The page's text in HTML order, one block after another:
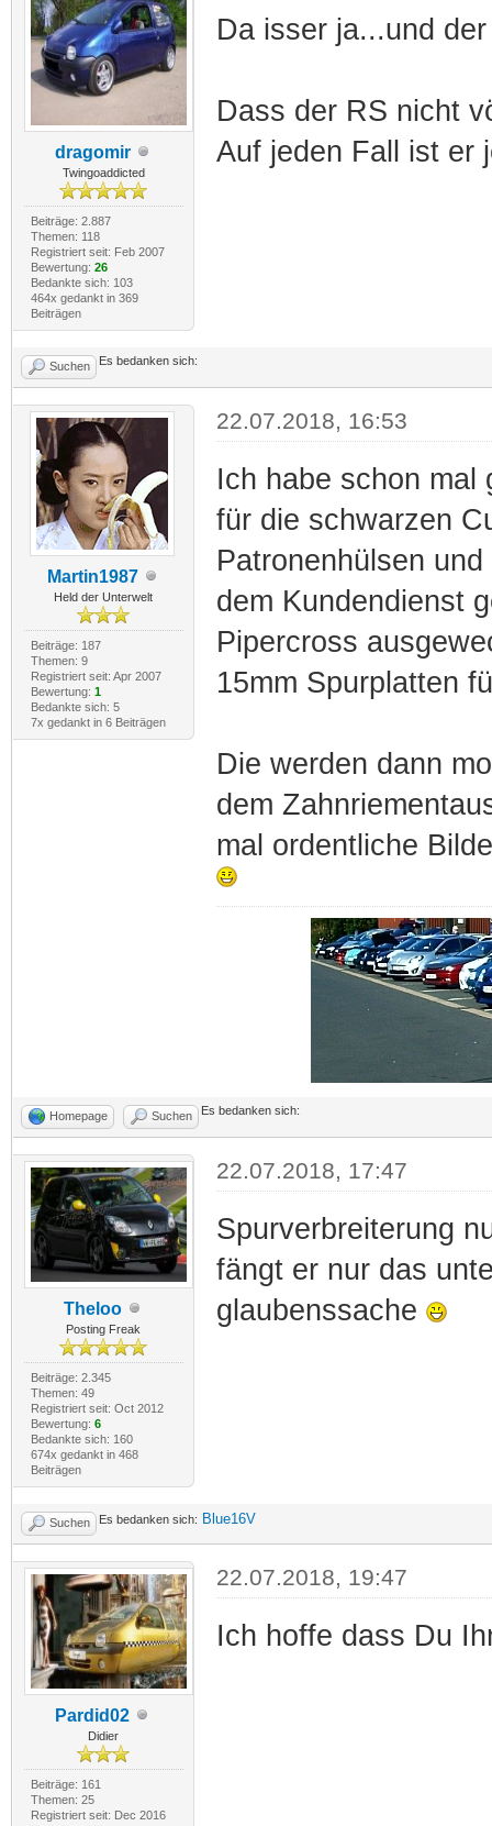
dragomir
Twingoaddicted
Beiträge: 2.887
Themen: 118
Registriert seit: Feb 2007
Bewertung: 26
Bedankte sich: 103
464x gedankt in 369
Beiträgen
Da isser ja...und
Dass der RS nicht
Auf jeden Fall ist er
Suchen Es bedanken sich:
Martin1987
Held der Unterwelt
Beiträge: 187
Themen: 9
Registriert seit: Apr 2007
Bewertung: 1
Bedankte sich: 5
7x gedankt in 6 Beiträgen
22.07.2018, 16:53
Ich habe schon mal
für die schwarzen
Patronenhülsen
dem Kundendienst
Pipercross
15mm Spurplatten
Die werden dann
dem
mal ordentliche
Homepage Suchen Es bedanken sich:
Theloo
Posting Freak
Beiträge: 2.345
Themen: 49
Registriert seit: Oct 2012
Bewertung: 6
Bedankte sich: 160
674x gedankt in 468
Beiträgen
22.07.2018, 17:47
Spurverbreiterung
fängt er nur das
glaubenssache
Suchen Es bedanken sich: Blue16V
Pardid02
Didier
Beiträge: 161
Themen: 25
Registriert seit: Dec 2016
22.07.2018, 19:47
Ich hoffe dass Du